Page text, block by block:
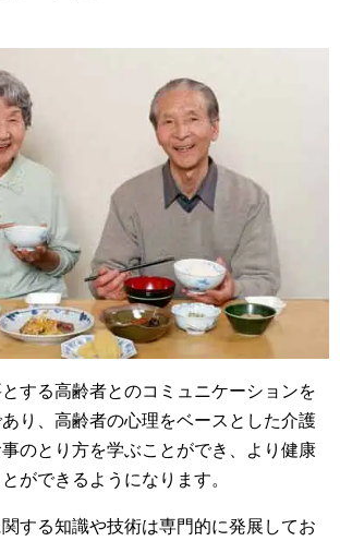
する高齢者とのコミュニケーションを
り、高齢者の心理をベースとした介護
のとり方を学ぶことができ、より健康
ができるようになります。
する知識や技術は専門的に発展してお